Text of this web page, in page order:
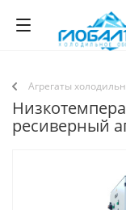
Агрегаты
ресиверный